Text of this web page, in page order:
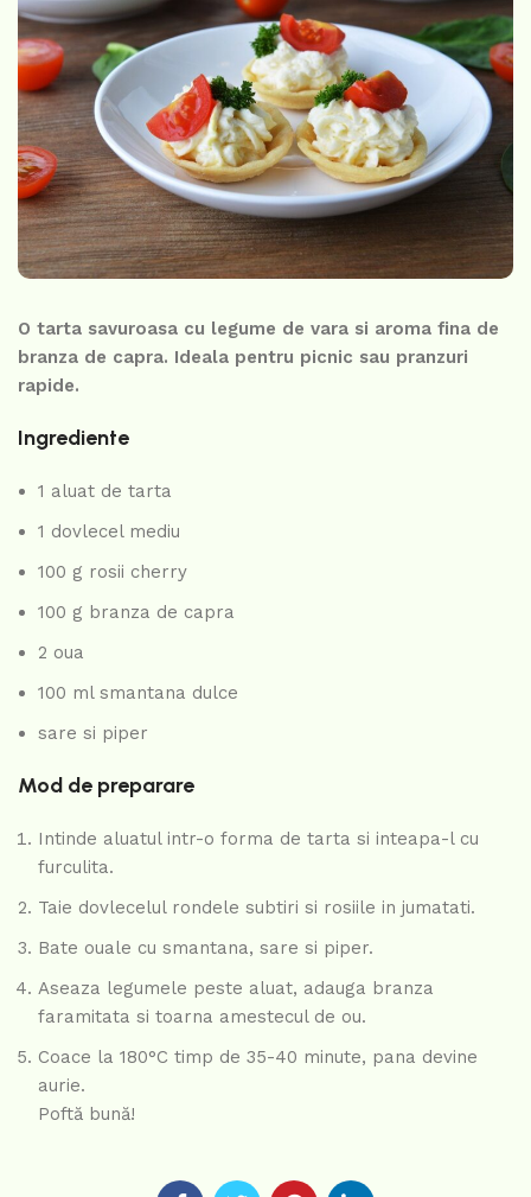
O tarta savuroasa cu legume de vara si aroma fina de
branza de capra. Ideala pentru picnic sau pranzuri
rapide.
Ingrediente
1 aluat de tarta
1 dovlecel mediu
100 g rosii cherry
100 g branza de capra
2 oua
100 ml smantana dulce
sare si piper
Mod de preparare
Intinde aluatul intr-o forma de tarta si inteapa-l cu
furculita.
Taie dovlecelul rondele subtiri si rosiile in jumatati.
Bate ouale cu smantana, sare si piper.
Aseaza legumele peste aluat, adauga branza
faramitata si toarna amestecul de ou.
Coace la 180°C timp de 35-40 minute, pana devine
aurie.
Poftă bună!